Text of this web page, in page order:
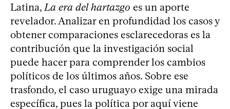
Latina, La era del hartazgo es un aporte
revelador. Analizar en profundidad los casos y
obtener comparaciones esclarecedoras es la
contribución que la investigación social
puede hacer para comprender los cambios
políticos de los últimos años. Sobre ese
trasfondo, el caso uruguayo exige una mirada
específica, pues la política por aquí viene